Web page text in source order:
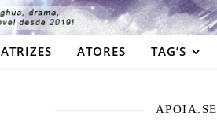
ATRIZES ATORES TAG’S
APOIA.SE